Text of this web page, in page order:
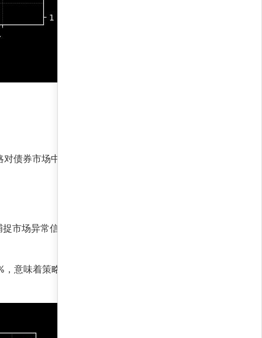
债券市场中期看涨的坚定信心，同时通过部分
市场异常信号，并通过机器学习算法优化进出
意味着策略超额收益能力惊人，显著跑赢市场